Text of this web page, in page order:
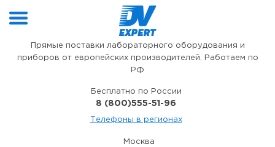
Прямые поставки лабораторного оборудования и
приборов от европейских производителей. Работаем по
РФ
Бесплатно по России
8 (800)555-51-96
Телефоны в регионах
Москва